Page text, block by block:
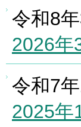
令和8年
2026
令和7
2025